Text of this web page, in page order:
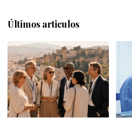
Últimos articulos